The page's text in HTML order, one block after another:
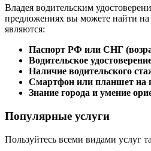
Владея водительским
предложениях вы можете найти
являются:
Паспорт РФ или СНГ
Водительское
Наличие водительского
Смартфон или планшет на
Знание города и умение
Популярные услуги
Пользуйтесь всеми видами услуг